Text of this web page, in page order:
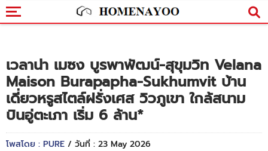
เวลาน่า เมซง บูรพาพัฒน์-สุขุมวิท Velana
Maison Burapapha-Sukhumvit บ้าน
เดี่ยวหรูสไตล์ฝรั่งเศส วิวภูเขา ใกล้สนาม
บินอู่ตะเภา เริ่ม 6 ล้าน*
โพสโดย : PURE / วันที่ : 23 May 2026